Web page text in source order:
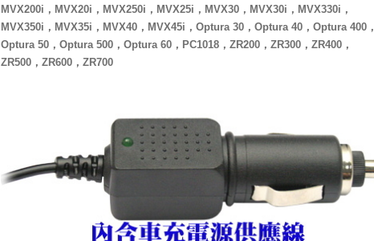
MVX200i，MVX20i，MVX250i，MVX25i，MVX30，MVX30i，MVX330i，
MVX350i，MVX35i，MVX40，MVX45i，Optura 30，Optura 40，Optura 400，
Optura 50，Optura 500，Optura 60，PC1018，ZR200，ZR300，ZR400，
ZR500，ZR600，ZR700